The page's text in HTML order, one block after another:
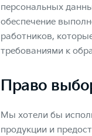
персональных
обеспечение
работников,
требованиями к
Право
Мы хотели бы
продукции и